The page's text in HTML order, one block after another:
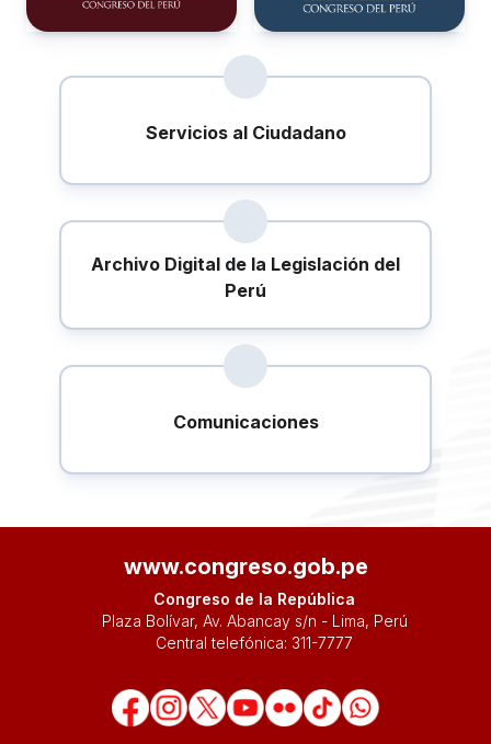
Servicios al Ciudadano
Archivo Digital de la Legislación del
Perú
Comunicaciones
www.congreso.gob.pe
Congreso de la República
Plaza Bolívar, Av. Abancay s/n - Lima, Perú
Central telefónica: 311-7777